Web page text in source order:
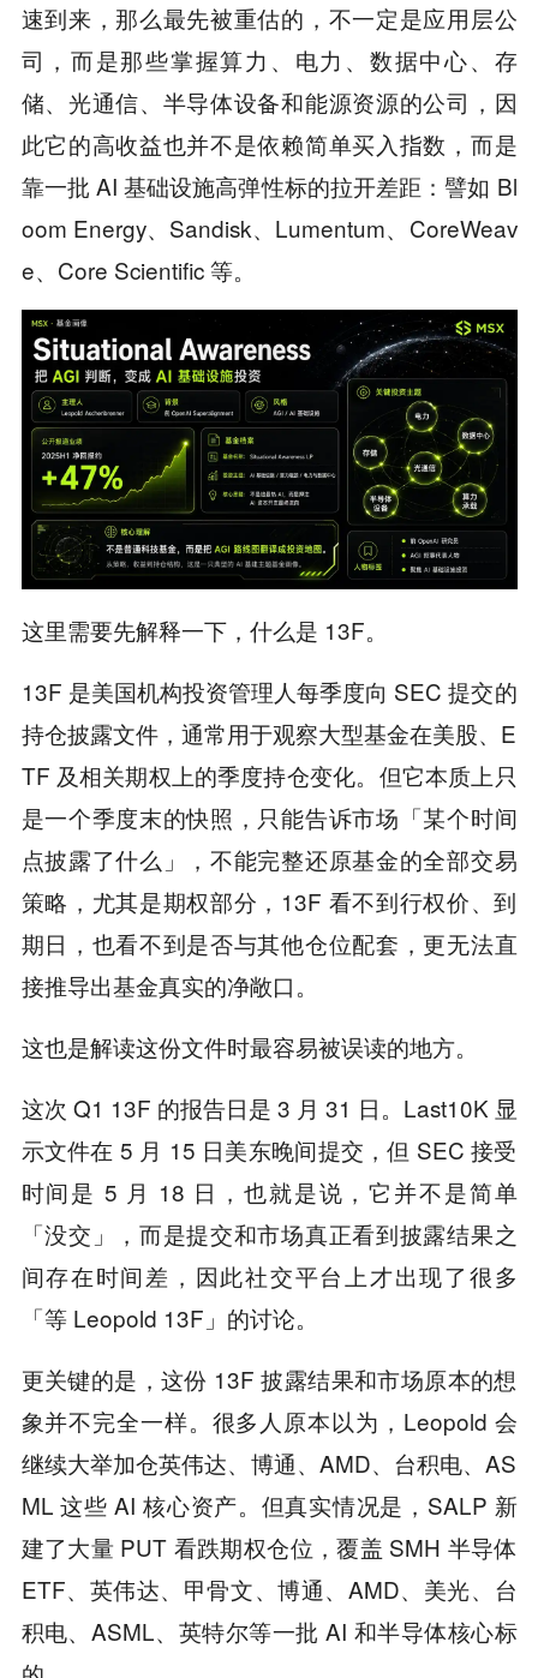
速到来，那么最先被重估的，不一定是应用层公
司，而是那些掌握算力、电力、数据中心、存
储、光通信、半导体设备和能源资源的公司，因
此它的高收益也并不是依赖简单买入指数，而是
靠一批 AI 基础设施高弹性标的拉开差距：譬如 Bl
oom Energy、Sandisk、Lumentum、CoreWeav
e、Core Scientific 等。
这里需要先解释一下，什么是 13F。
13F 是美国机构投资管理人每季度向 SEC 提交的
持仓披露文件，通常用于观察大型基金在美股、E
TF 及相关期权上的季度持仓变化。但它本质上只
是一个季度末的快照，只能告诉市场「某个时间
点披露了什么」，不能完整还原基金的全部交易
策略，尤其是期权部分，13F 看不到行权价、到
期日，也看不到是否与其他仓位配套，更无法直
接推导出基金真实的净敞口。
这也是解读这份文件时最容易被误读的地方。
这次 Q1 13F 的报告日是 3 月 31 日。Last10K 显
示文件在 5 月 15 日美东晚间提交，但 SEC 接受
时间是 5 月 18 日，也就是说，它并不是简单
「没交」，而是提交和市场真正看到披露结果之
间存在时间差，因此社交平台上才出现了很多
「等 Leopold 13F」的讨论。
更关键的是，这份 13F 披露结果和市场原本的想
象并不完全一样。很多人原本以为，Leopold 会
继续大举加仓英伟达、博通、AMD、台积电、AS
ML 这些 AI 核心资产。但真实情况是，SALP 新
建了大量 PUT 看跌期权仓位，覆盖 SMH 半导体
ETF、英伟达、甲骨文、博通、AMD、美光、台
积电、ASML、英特尔等一批 AI 和半导体核心标